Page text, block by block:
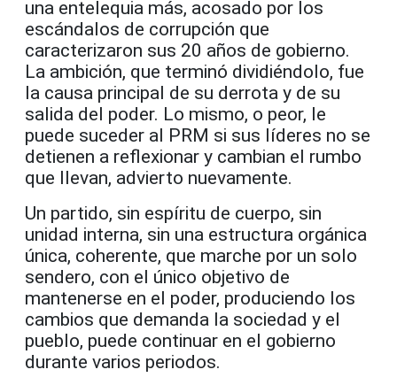
una entelequia más, acosado por los
escándalos de corrupción que
caracterizaron sus 20 años de gobierno.
La ambición, que terminó dividiéndolo, fue
la causa principal de su derrota y de su
salida del poder. Lo mismo, o peor, le
puede suceder al PRM si sus líderes no se
detienen a reflexionar y cambian el rumbo
que llevan, advierto nuevamente.
Un partido, sin espíritu de cuerpo, sin
unidad interna, sin una estructura orgánica
única, coherente, que marche por un solo
sendero, con el único objetivo de
mantenerse en el poder, produciendo los
cambios que demanda la sociedad y el
pueblo, puede continuar en el gobierno
durante varios periodos.